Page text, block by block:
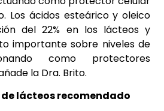
Los ácidos esteárico y oleico
del 22% en los lácteos y
importante sobre niveles de
como protectores
la Dra. Brito.
de lácteos recomendado